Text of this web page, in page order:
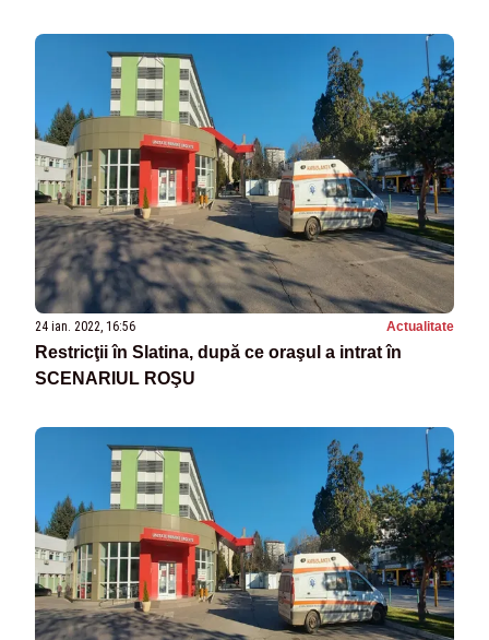
24 ian. 2022, 16:56 Actualitate
Restricţii în Slatina, după ce oraşul a intrat în
SCENARIUL ROŞU